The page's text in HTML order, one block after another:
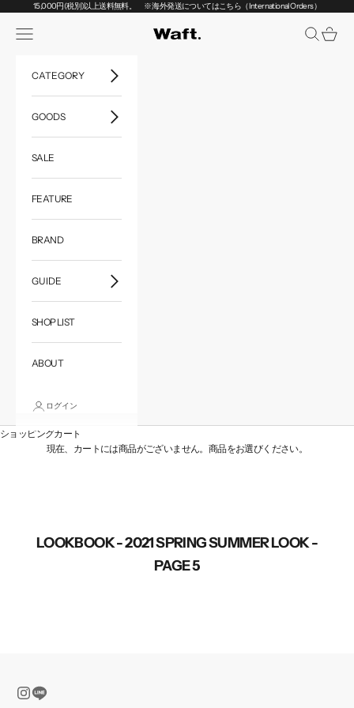
コンテンツへスキップ
15,000円(税別)以上送料無料。 ※ 海外発送についてはこちら（International Orders）
Waft.
メニューを開く 検索を開く
カート
CATEGORY
GOODS
SALE
FEATURE
BRAND
GUIDE
SHOP LIST
ABOUT
ログイン
ショッピングカート
現在、カートには商品がございません。商品をお選びください。
LOOKBOOK - 2021 SPRING SUMMER LOOK -
PAGE 5